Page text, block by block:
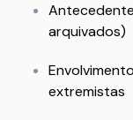
arquivados)
extremistas